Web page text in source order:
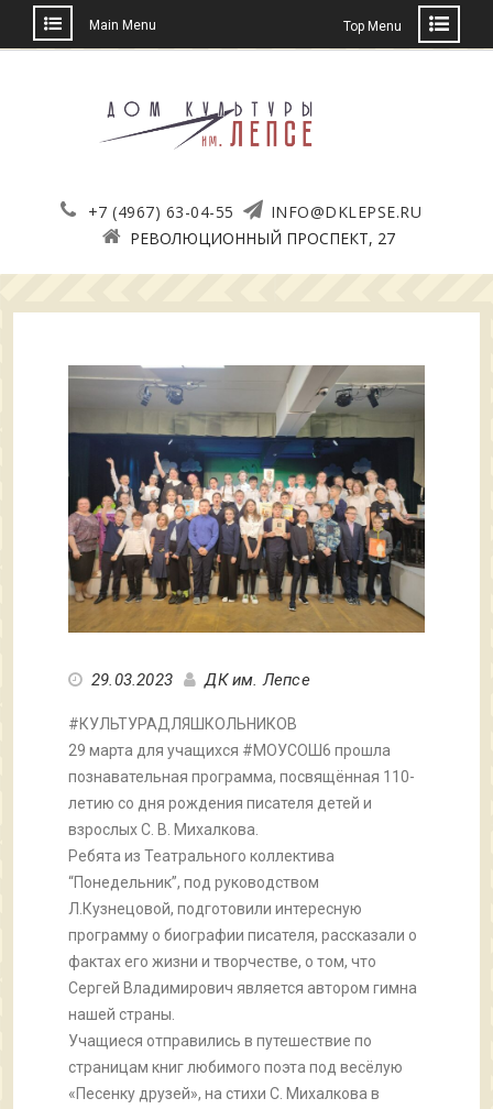
Main Menu Top Menu
+7 (4967) 63-04-55
INFO@DKLEPSE.RU
РЕВОЛЮЦИОННЫЙ ПРОСПЕКТ, 27
29.03.2023 ДК им. Лепсе
#КУЛЬТУРАДЛЯШКОЛЬНИКОВ
29 марта для учащихся #МОУСОШ6 прошла
познавательная программа, посвящённая 110-
летию со дня рождения писателя детей и
взрослых С. В. Михалкова.
Ребята из Театрального коллектива
“Понедельник”, под руководством
Л.Кузнецовой, подготовили интересную
программу о биографии писателя, рассказали о
фактах его жизни и творчестве, о том, что
Сергей Владимирович является автором гимна
нашей страны.
Учащиеся отправились в путешествие по
страницам книг любимого поэта под весёлую
«Песенку друзей», на стихи С. Михалкова в